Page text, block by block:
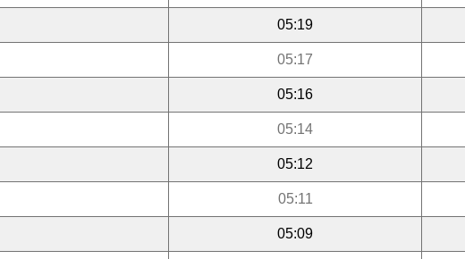
05:19
05:17
05:16
05:14
05:12
05:11
05:09